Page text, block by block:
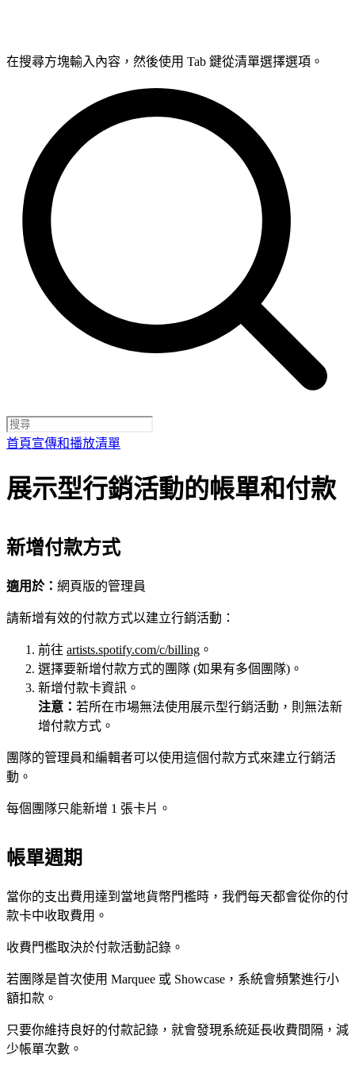
在搜尋方塊輸入內容，然後使用 Tab 鍵從清單選擇選項。
首頁宣傳和播放清單
展示型行銷活動的帳單和付款
新增付款方式
適用於： 網頁版的管理員
請新增有效的付款方式以建立行銷活動：
前往 artists.spotify.com/c/billing 。
選擇要新增付款方式的團隊 (如果有多個團隊)。
新增付款卡資訊。
注意： 若所在市場無法使用展示型行銷活動，則無法新
增付款方式。
團隊的管理員和編輯者可以使用這個付款方式來建立行銷活
動。
每個團隊只能新增 1 張卡片。
帳單週期
當你的支出費用達到當地貨幣門檻時，我們每天都會從你的付
款卡中收取費用。
收費門檻取決於付款活動記錄。
若團隊是首次使用 Marquee 或 Showcase，系統會頻繁進行小
額扣款。
只要你維持良好的付款記錄，就會發現系統延長收費間隔，減
少帳單次數。